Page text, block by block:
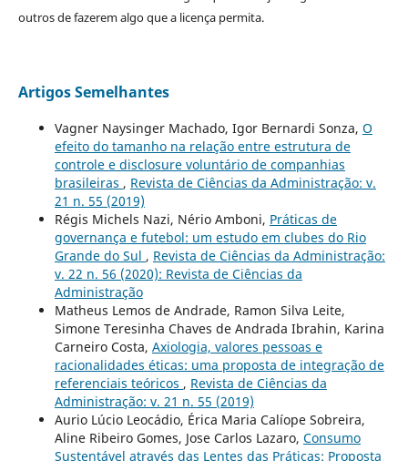
outros de fazerem algo que a licença permita.
Artigos Semelhantes
Vagner Naysinger Machado, Igor Bernardi Sonza, O
efeito do tamanho na relação entre estrutura de
controle e disclosure voluntário de companhias
brasileiras , Revista de Ciências da Administração: v.
21 n. 55 (2019)
Régis Michels Nazi, Nério Amboni, Práticas de
governança e futebol: um estudo em clubes do Rio
Grande do Sul , Revista de Ciências da Administração:
v. 22 n. 56 (2020): Revista de Ciências da
Administração
Matheus Lemos de Andrade, Ramon Silva Leite,
Simone Teresinha Chaves de Andrada Ibrahin, Karina
Carneiro Costa, Axiologia, valores pessoas e
racionalidades éticas: uma proposta de integração de
referenciais teóricos , Revista de Ciências da
Administração: v. 21 n. 55 (2019)
Aurio Lúcio Leocádio, Érica Maria Calíope Sobreira,
Aline Ribeiro Gomes, Jose Carlos Lazaro, Consumo
Sustentável através das Lentes das Práticas: Proposta